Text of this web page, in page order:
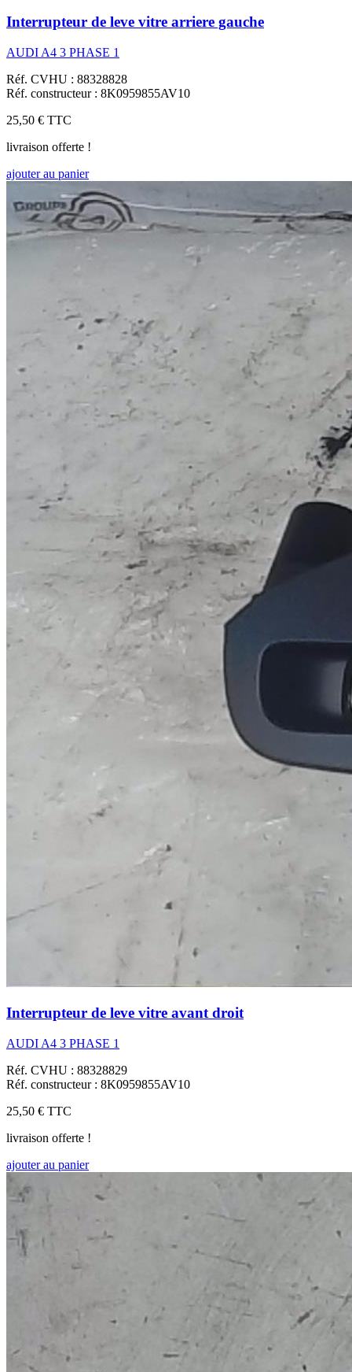
Interrupteur de leve vitre arriere gauche
AUDI A4 3 PHASE 1
Réf. CVHU : 88328828
Réf. constructeur : 8K0959855AV10
25,50 € TTC
livraison offerte !
ajouter au panier
Interrupteur de leve vitre avant droit
AUDI A4 3 PHASE 1
Réf. CVHU : 88328829
Réf. constructeur : 8K0959855AV10
25,50 € TTC
livraison offerte !
ajouter au panier